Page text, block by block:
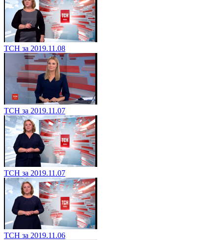
ТСН за 2019.11.08
ТСН за 2019.11.07
ТСН за 2019.11.07
ТСН за 2019.11.06